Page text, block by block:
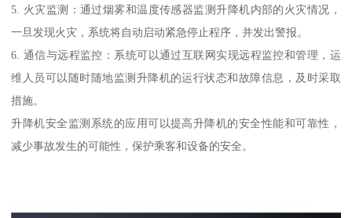
5. 火灾监测：通过烟雾和温度传感器监测升降机内部的火灾情况，
一旦发现火灾，系统将自动启动紧急停止程序，并发出警报。
6. 通信与远程监控：系统可以通过互联网实现远程监控和管理，运
维人员可以随时随地监测升降机的运行状态和故障信息，及时采取
措施。
升降机安全监测系统的应用可以提高升降机的安全性能和可靠性，
减少事故发生的可能性，保护乘客和设备的安全。